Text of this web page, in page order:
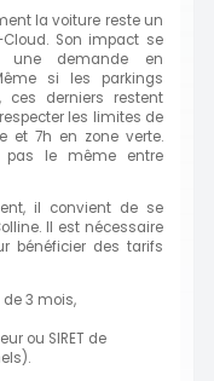
la voiture reste un
Son impact se
une demande en
si les parkings
ces derniers restent
les limites de
et 7h en zone verte.
pas le même entre
il convient de se
Il est nécessaire
bénéficier des tarifs
3 mois,
ou SIRET de